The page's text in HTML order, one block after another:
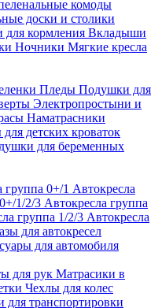
комоды
доски и столики
для кормления Вкладыши
Ночники Мягкие кресла
Пледы Подушки для
Электропростыни и
Наматрасники
детских кроваток
для беременных
группа 0+/1 Автокресла
1/2/3 Автокресла группа
группа 1/2/3 Автокресла
для автокресел
для автомобиля
для рук Матрасики в
Чехлы для колес
для транспортировки